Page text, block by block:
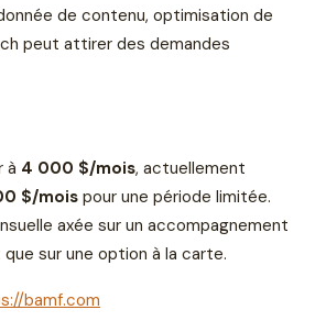
de contenu, optimisation de
peut attirer des demandes
à 4 000 $/mois, actuellement
$/mois pour une période limitée.
axée sur un accompagnement
sur une option à la carte.
bamf.com